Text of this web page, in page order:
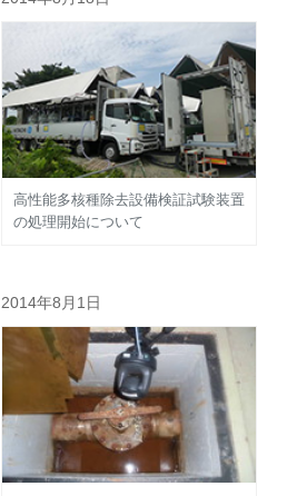
高性能多核種除去設備検証試験装置
の処理開始について
2014年8月1日